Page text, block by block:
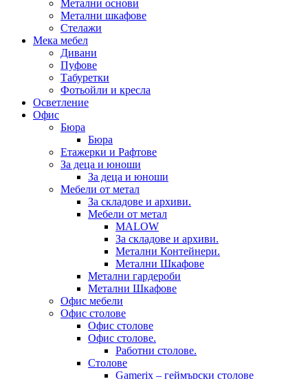
Метални основи
Метални шкафове
Стелажи
Мека мебел
Дивани
Пуфове
Табуретки
Фотьойли и кресла
Осветление
Офис
Бюра
Бюра
Етажерки и Рафтове
За деца и юноши
За деца и юноши
Мебели от метал
За складове и архиви.
Мебели от метал
MALOW
За складове и архиви.
Метални Контейнери.
Метални Шкафове
Метални гардероби
Метални Шкафове
Офис мебели
Офис столове
Офис столове
Офис столове.
Работни столове.
Столове
Gamerix – геймърски столове